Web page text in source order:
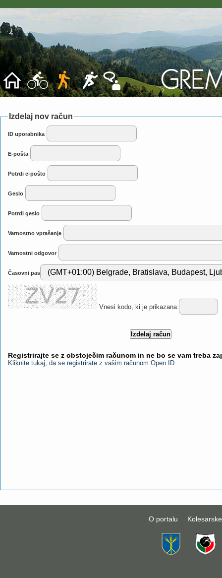
Izdelaj nov račun
ID uporabnika
E-pošta
Potrdi e-pošto
Geslo
Potrdi geslo
Varnostno vprašanje
Varnostni odgovor
Časovni pas
Vnesi kodo, ki je prikazana:
Registrirajte se z obstoječim računom in ne bo se vam treba
Kliknite tukaj, da se registrirate z vašim računom Open ID
O portalu